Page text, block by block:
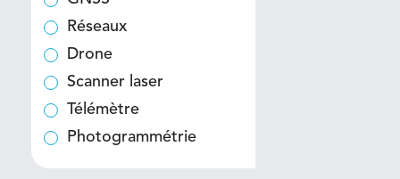
Réseaux
Drone
Scanner laser
Télémètre
Photogrammétrie